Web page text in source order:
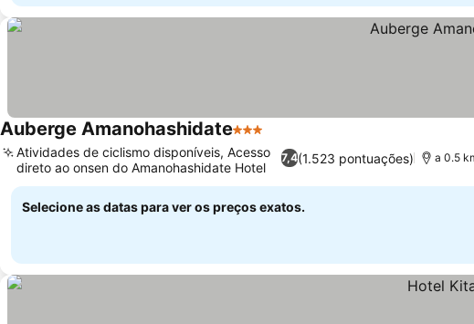
Auberge Amanohashidate3 Estrelas
7,4(1.523 pontuações)
Atividades de ciclismo disponíveis, Acesso
direto ao onsen do Amanohashidate Hotel
a 0.5
Selecione as datas para ver os preços exatos.